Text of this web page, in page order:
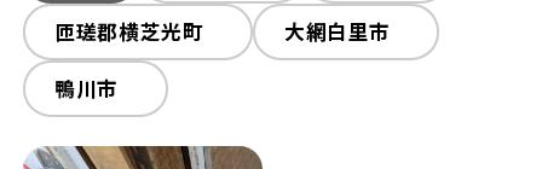
匝瑳郡横芝光町
大網白里市
鴨川市